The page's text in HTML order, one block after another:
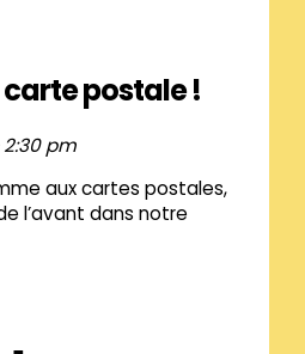
postale !
2:30 pm
aux cartes postales,
l’avant dans notre